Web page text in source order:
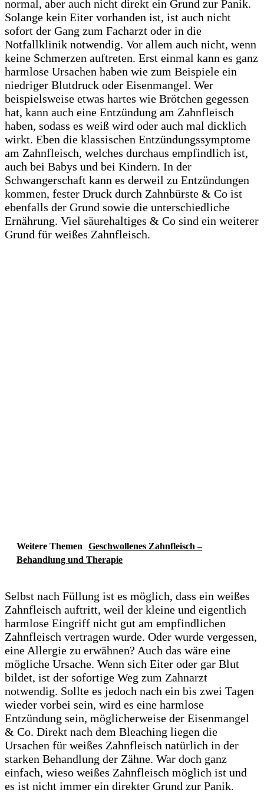
normal, aber auch nicht direkt ein Grund zur Panik.
Solange kein Eiter vorhanden ist, ist auch nicht
sofort der Gang zum Facharzt oder in die
Notfallklinik notwendig. Vor allem auch nicht, wenn
keine Schmerzen auftreten. Erst einmal kann es ganz
harmlose Ursachen haben wie zum Beispiele ein
niedriger Blutdruck oder Eisenmangel. Wer
beispielsweise etwas hartes wie Brötchen gegessen
hat, kann auch eine Entzündung am Zahnfleisch
haben, sodass es weiß wird oder auch mal dicklich
wirkt. Eben die klassischen Entzündungssymptome
am Zahnfleisch, welches durchaus empfindlich ist,
auch bei Babys und bei Kindern. In der
Schwangerschaft kann es derweil zu Entzündungen
kommen, fester Druck durch Zahnbürste & Co ist
ebenfalls der Grund sowie die unterschiedliche
Ernährung. Viel säurehaltiges & Co sind ein weiterer
Grund für weißes Zahnfleisch.
Weitere Themen
Geschwollenes Zahnfleisch –
Behandlung und Therapie
Selbst nach Füllung ist es möglich, dass ein weißes
Zahnfleisch auftritt, weil der kleine und eigentlich
harmlose Eingriff nicht gut am empfindlichen
Zahnfleisch vertragen wurde. Oder wurde vergessen,
eine Allergie zu erwähnen? Auch das wäre eine
mögliche Ursache. Wenn sich Eiter oder gar Blut
bildet, ist der sofortige Weg zum Zahnarzt
notwendig. Sollte es jedoch nach ein bis zwei Tagen
wieder vorbei sein, wird es eine harmlose
Entzündung sein, möglicherweise der Eisenmangel
& Co. Direkt nach dem Bleaching liegen die
Ursachen für weißes Zahnfleisch natürlich in der
starken Behandlung der Zähne. War doch ganz
einfach, wieso weißes Zahnfleisch möglich ist und
es ist nicht immer ein direkter Grund zur Panik.